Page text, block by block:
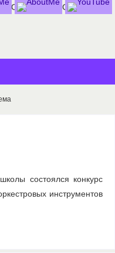
состоялся конкурс
инструментов